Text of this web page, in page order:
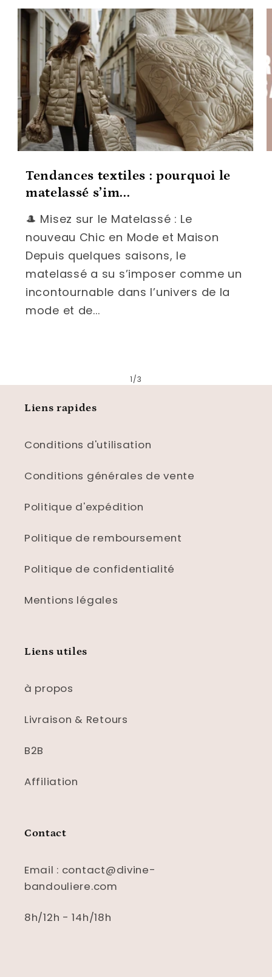
Tendances textiles : pourquoi le
matelassé s’im...
🎩 Misez sur le Matelassé : Le
nouveau Chic en Mode et Maison
Depuis quelques saisons, le
matelassé a su s’imposer comme un
incontournable dans l’univers de la
mode et de...
1/de
3
Liens rapides
Conditions d'utilisation
Conditions générales de vente
Politique d'expédition
Politique de remboursement
Politique de confidentialité
Mentions légales
Liens utiles
à propos
Livraison & Retours
B2B
Affiliation
Contact
Email : contact@divine-
bandouliere.com
8h/12h - 14h/18h